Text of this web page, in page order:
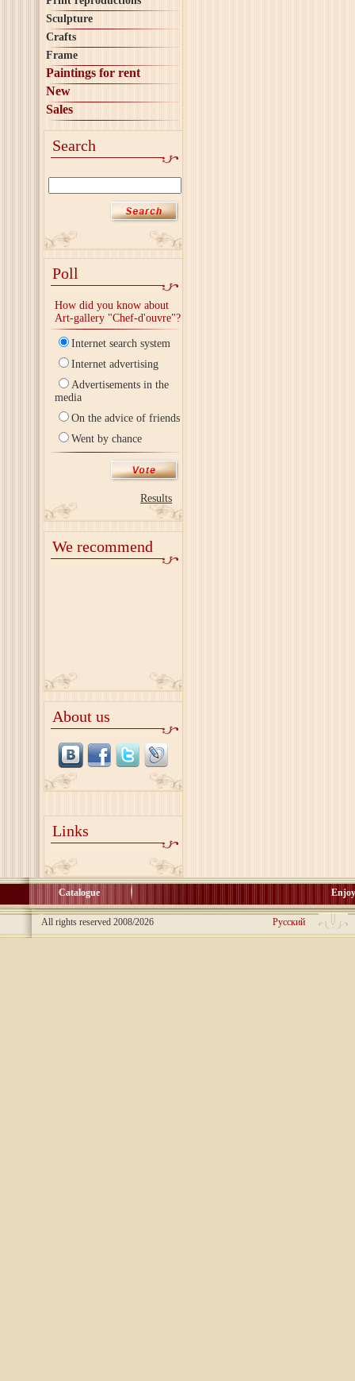
Sculpture
Crafts
Frame
Paintings for rent
New
Sales
Search
Poll
How did you know about
Art-gallery "Chef-d'ouvre"?
Internet search system
Internet advertising
Advertisements in the
media
On the advice of friends
Went by chance
Results
We recommend
About us
Links
Catalogue
All rights reserved 2008/2026 Русский